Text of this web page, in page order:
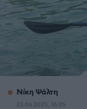
Νίκη Ψάλτη
23.06.2025, 16:05